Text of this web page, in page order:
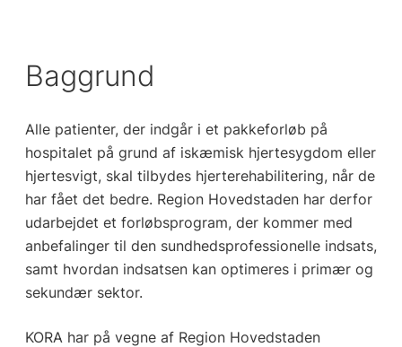
Baggrund
Alle patienter, der indgår i et pakkeforløb på
hospitalet på grund af iskæmisk hjertesygdom eller
hjertesvigt, skal tilbydes hjerterehabilitering, når de
har fået det bedre. Region Hovedstaden har derfor
udarbejdet et forløbsprogram, der kommer med
anbefalinger til den sundhedsprofessionelle indsats,
samt hvordan indsatsen kan optimeres i primær og
sekundær sektor.
KORA har på vegne af Region Hovedstaden